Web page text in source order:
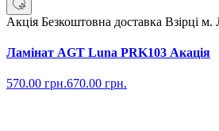
Акція Безкоштовна доставка Взірці м.
Ламінат AGT Luna PRK103 Акація
570.00 грн.670.00 грн.